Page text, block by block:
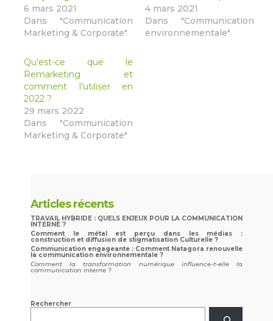
6 mars 2021
Dans "Communication
Marketing & Corporate"
4 mars 2021
Dans "Communication
environnementale"
Qu’est-ce que le
Remarketing et
comment l’utiliser en
2022 ?
29 mars 2022
Dans "Communication
Marketing & Corporate"
Articles récents
TRAVAIL HYBRIDE : QUELS ENJEUX POUR LA COMMUNICATION
INTERNE ?
Comment le métal est perçu dans les médias :
construction et diffusion de stigmatisation Culturelle ?
Communication engageante : Comment Natagora renouvelle
la communication environnementale ?
Comment la transformation numérique influence-t-elle la
communication interne ?
Rechercher